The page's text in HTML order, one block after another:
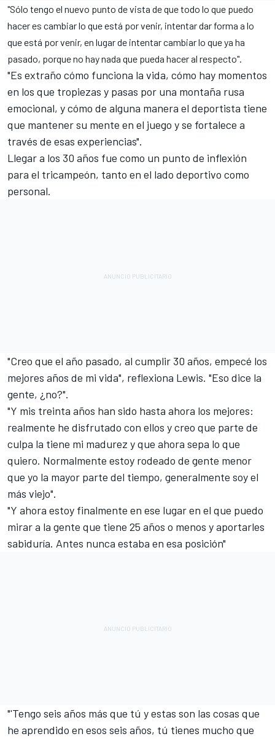
"Sólo tengo el nuevo punto de vista de que todo lo que puedo
hacer es cambiar lo que está por venir, intentar dar forma a lo
que está por venir, en lugar de intentar cambiar lo que ya ha
pasado, porque no hay nada que pueda hacer al respecto".
"Es extraño cómo funciona la vida, cómo hay momentos
en los que tropiezas y pasas por una montaña rusa
emocional, y cómo de alguna manera el deportista tiene
que mantener su mente en el juego y se fortalece a
través de esas experiencias".
Llegar a los 30 años fue como un punto de inflexión
para el tricampeón, tanto en el lado deportivo como
personal.
"Creo que el año pasado, al cumplir 30 años, empecé los
mejores años de mi vida", reflexiona Lewis. "Eso dice la
gente, ¿no?".
"Y mis treinta años han sido hasta ahora los mejores:
realmente he disfrutado con ellos y creo que parte de
culpa la tiene mi madurez y que ahora sepa lo que
quiero. Normalmente estoy rodeado de gente menor
que yo la mayor parte del tiempo, generalmente soy el
más viejo".
"Y ahora estoy finalmente en ese lugar en el que puedo
mirar a la gente que tiene 25 años o menos y aportarles
sabiduría. Antes nunca estaba en esa posición"
"'Tengo seis años más que tú y estas son las cosas que
he aprendido en esos seis años, tú tienes mucho que